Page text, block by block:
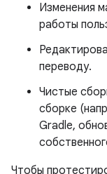
Изменения
работы
переводу.
Чистые
сборке
Gradle,
Чтобы